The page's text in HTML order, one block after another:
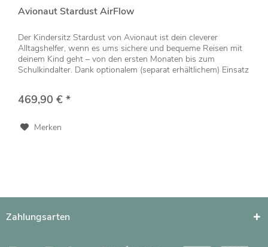
Avionaut Stardust AirFlow
Der Kindersitz Stardust von Avionaut ist dein cleverer
Alltagshelfer, wenn es ums sichere und bequeme Reisen mit
deinem Kind geht – von den ersten Monaten bis zum
Schulkindalter. Dank optionalem (separat erhältlichem) Einsatz
469,90 € *
Merken
Zahlungsarten